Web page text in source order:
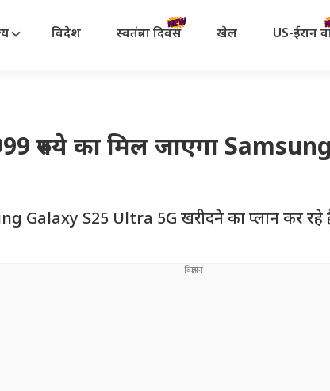
विदेश स्वतंत्रता दिवस खेल US-ईरान
रुपये का मिल जाएगा
Galaxy S25 Ultra 5G खरीदने का प्लान कर